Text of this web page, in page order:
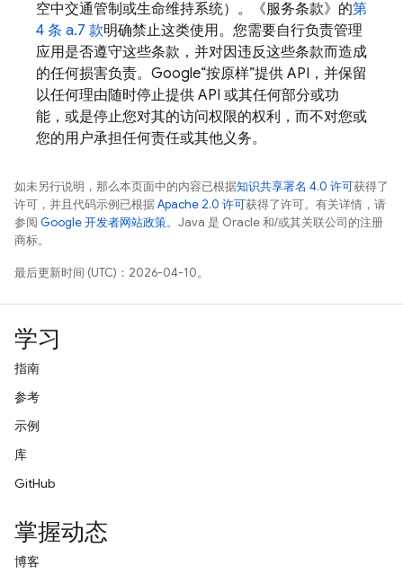
空中交通管制或生命维持系统）。《服务条款》的第
4 条 a.7 款明确禁止这类使用。您需要自行负责管理
应用是否遵守这些条款，并对因违反这些条款而造成
的任何损害负责。Google“按原样”提供 API，并保留
以任何理由随时停止提供 API 或其任何部分或功
能，或是停止您对其的访问权限的权利，而不对您或
您的用户承担任何责任或其他义务。
如未另行说明，那么本页面中的内容已根据知识共享署名 4.0 许可获得了
许可，并且代码示例已根据Apache 2.0 许可获得了许可。有关详情，请
参阅 Google 开发者网站政策。Java 是 Oracle 和/或其关联公司的注册
商标。
最后更新时间 (UTC)：2026-04-10。
学习
指南
参考
示例
库
GitHub
掌握动态
博客